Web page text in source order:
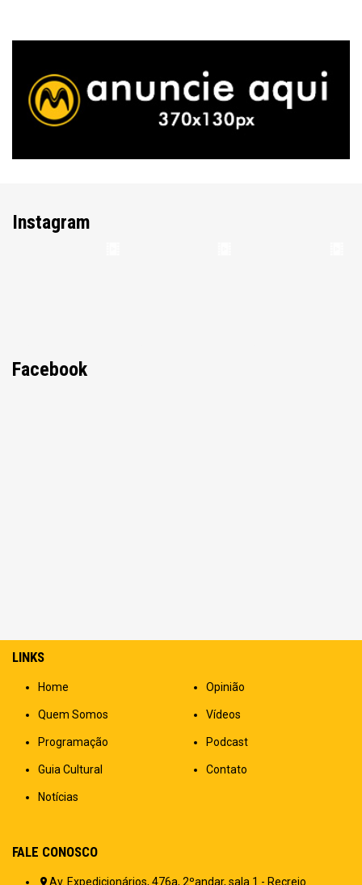
Instagram
Facebook
LINKS
Home
Quem Somos
Programação
Guia Cultural
Notícias
Opinião
Vídeos
Podcast
Contato
FALE CONOSCO
Av. Expedicionários, 476a, 2ºandar, sala 1 - Recreio